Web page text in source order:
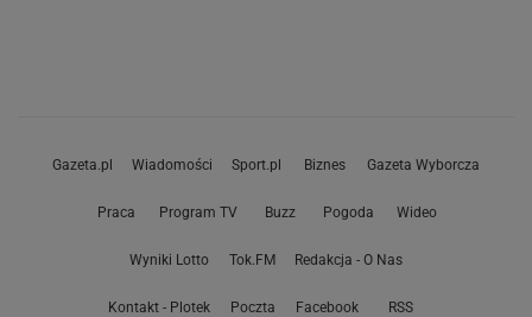
Gazeta.pl Wiadomości Sport.pl Biznes Gazeta Wyborcza
Praca Program TV Buzz Pogoda Wideo
Wyniki Lotto Tok.FM Redakcja - O Nas
Kontakt - Plotek Poczta Facebook RSS